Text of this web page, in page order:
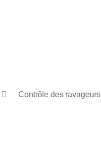
Contrôle des ravageurs